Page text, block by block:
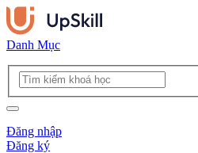
Danh Mục
Đăng nhập
Đăng ký